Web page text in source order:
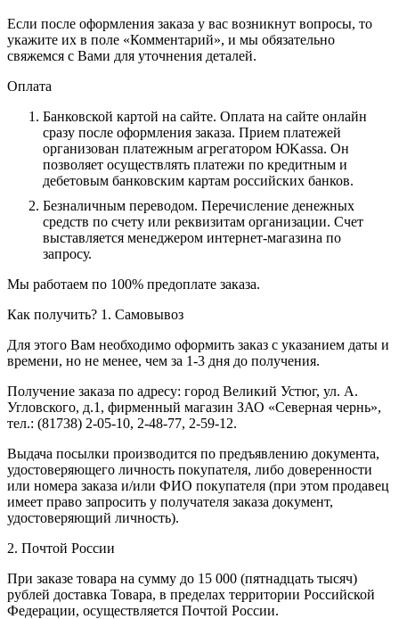
Если после оформления заказа у вас возникнут вопросы, то
укажите их в поле «Комментарий», и мы обязательно
свяжемся с Вами для уточнения деталей.
Оплата
Банковской картой на сайте. Оплата на сайте онлайн
сразу после оформления заказа. Прием платежей
организован платежным агрегатором ЮKassa. Он
позволяет осуществлять платежи по кредитным и
дебетовым банковским картам российских банков.
Безналичным переводом. Перечисление денежных
средств по счету или реквизитам организации. Счет
выставляется менеджером интернет-магазина по
запросу.
Мы работаем по 100% предоплате заказа.
Как получить? 1. Самовывоз
Для этого Вам необходимо оформить заказ с указанием даты и
времени, но не менее, чем за 1-3 дня до получения.
Получение заказа по адресу: город Великий Устюг, ул. А.
Угловского, д.1, фирменный магазин ЗАО «Северная чернь»,
тел.: (81738) 2-05-10, 2-48-77, 2-59-12.
Выдача посылки производится по предъявлению документа,
удостоверяющего личность покупателя, либо доверенности
или номера заказа и/или ФИО покупателя (при этом продавец
имеет право запросить у получателя заказа документ,
удостоверяющий личность).
2. Почтой России
При заказе товара на сумму до 15 000 (пятнадцать тысяч)
рублей доставка Товара, в пределах территории Российской
Федерации, осуществляется Почтой России.